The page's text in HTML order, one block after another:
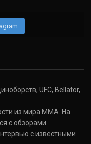
UFC, Bellator,
из мира ММА. На
с обзорами
с известными